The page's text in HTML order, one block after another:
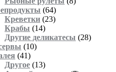
(64)
Креветки (23)
Крабы (14)
Другие деликатесы (28)
(10)
(41)
Другое (13)